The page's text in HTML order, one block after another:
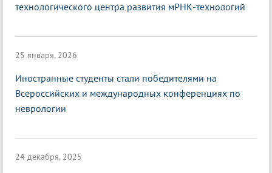
технологического центра развития мРНК-технологий
25 января, 2026
Иностранные студенты стали победителями на
Всероссийских и международных конференциях по
неврологии
24 декабря, 2025